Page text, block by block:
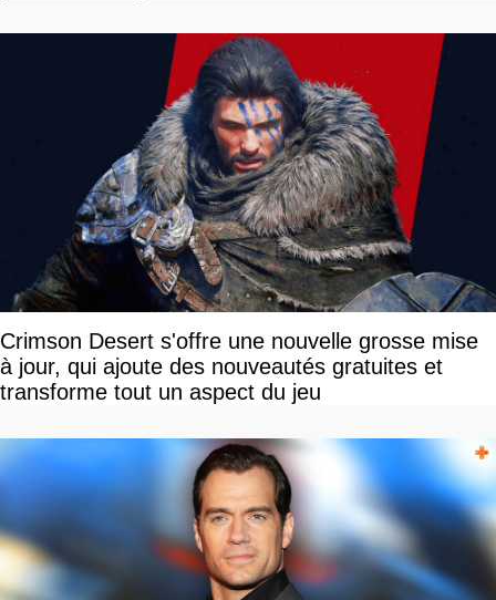
Crimson Desert s'offre une nouvelle grosse mise
à jour, qui ajoute des nouveautés gratuites et
transforme tout un aspect du jeu